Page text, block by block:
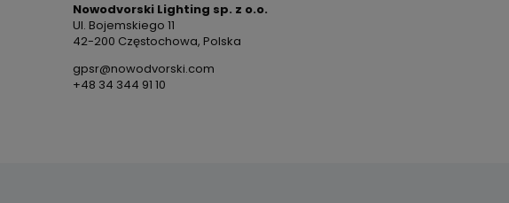
Nowodvorski Lighting sp. z o.o.
Ul. Bojemskiego 11
42-200 Częstochowa, Polska
gpsr@nowodvorski.com
+48 34 344 91 10